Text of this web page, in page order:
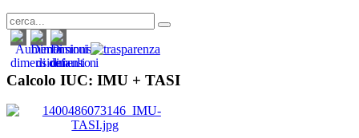
Calcolo IUC: IMU + TASI